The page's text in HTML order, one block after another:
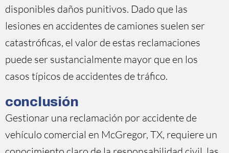
disponibles daños punitivos. Dado que las
lesiones en accidentes de camiones suelen ser
catastróficas, el valor de estas reclamaciones
puede ser sustancialmente mayor que en los
casos típicos de accidentes de tráfico.
conclusión
Gestionar una reclamación por accidente de
vehículo comercial en McGregor, TX, requiere un